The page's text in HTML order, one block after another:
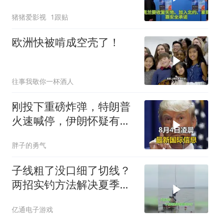
猪猪爱影视 1跟贴
欧洲快被啃成空壳了！
往事我敬你一杯酒人
刚投下重磅炸弹，特朗普
火速喊停，伊朗怀疑有
胖子的勇气
子线粗了没口细了切线？
两招实钓方法解决夏季难
亿通电子游戏